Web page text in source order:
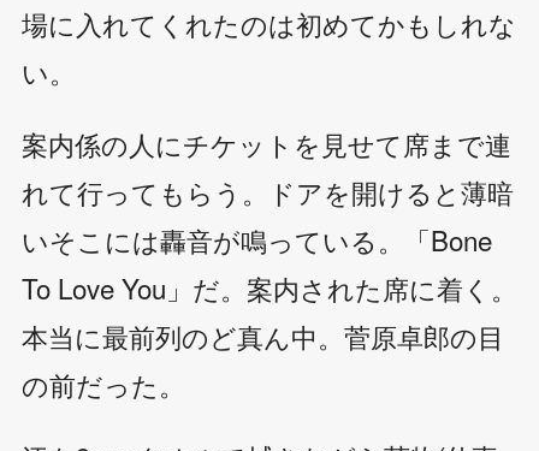
場に入れてくれたのは初めてかもしれな
い。
案内係の人にチケットを見せて席まで連
れて行ってもらう。ドアを開けると薄暗
いそこには轟音が鳴っている。「Bone
To Love You」だ。案内された席に着く。
本当に最前列のど真ん中。菅原卓郎の目
の前だった。